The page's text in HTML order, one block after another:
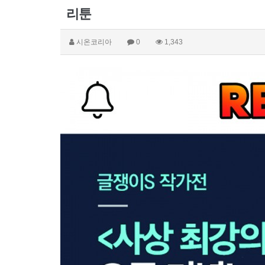
리툰
시온코리아 0 1,343